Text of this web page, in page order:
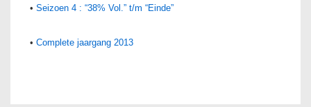
• Seizoen 4 : “38% Vol.” t/m “Einde”
• Complete jaargang 2013